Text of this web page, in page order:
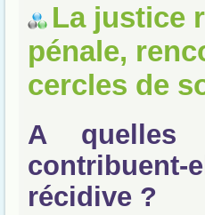
La justice
pénale,
cercles de
A quelles
récidive ?